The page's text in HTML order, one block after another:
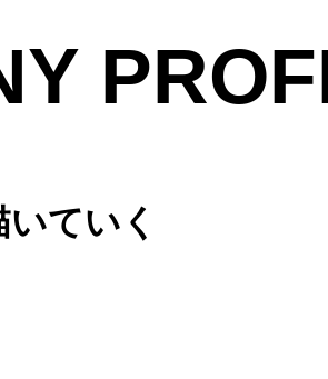
Car Bike Repair
ていく